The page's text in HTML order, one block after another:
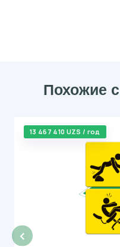
Похожие
‹
13 467 410 UZS / год